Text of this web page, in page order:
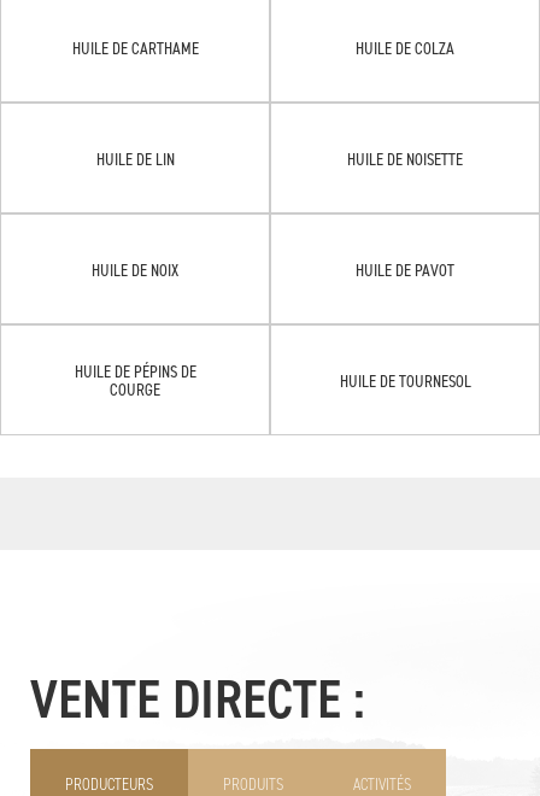
HUILE DE CARTHAME HUILE DE COLZA
HUILE DE LIN HUILE DE NOISETTE
HUILE DE NOIX HUILE DE PAVOT
HUILE DE PÉPINS DE
COURGE
HUILE DE TOURNESOL
VENTE DIRECTE :
PRODUCTEURS PRODUITS ACTIVITÉS